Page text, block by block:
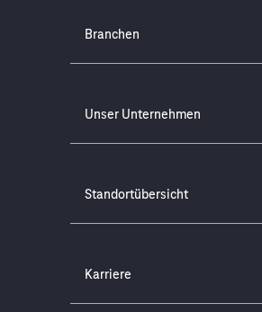
Branchen
Unser Unternehmen
Standortübersicht
Karriere